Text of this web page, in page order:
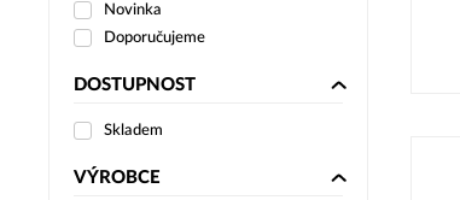
Novinka
Doporučujeme
DOSTUPNOST
Skladem
VÝROBCE